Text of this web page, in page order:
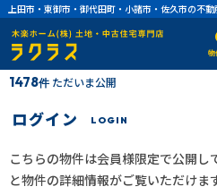
上田市・東御市・御代田町・小諸市・佐久市の不動
物
1478件ただいま公開
ログイン LOGIN
こちらの物件は会員様限定で公開し
と物件の詳細情報がご覧いただけま